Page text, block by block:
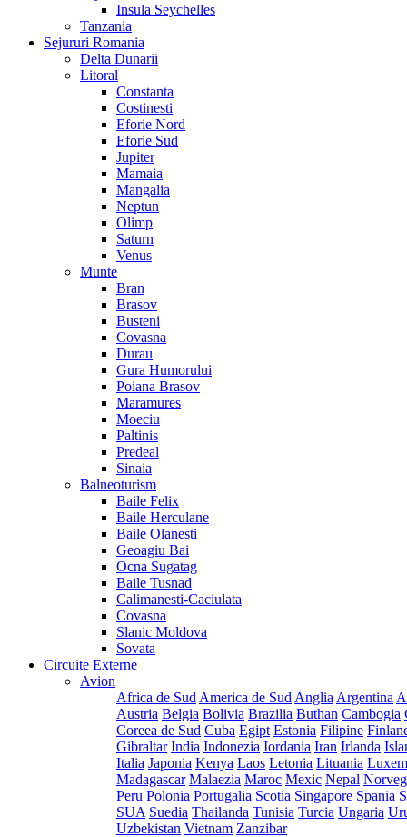
Insula Seychelles
Tanzania
Sejururi Romania
Delta Dunarii
Litoral
Constanta
Costinesti
Eforie Nord
Eforie Sud
Jupiter
Mamaia
Mangalia
Neptun
Olimp
Saturn
Venus
Munte
Bran
Brasov
Busteni
Covasna
Durau
Gura Humorului
Poiana Brasov
Maramures
Moeciu
Paltinis
Predeal
Sinaia
Balneoturism
Baile Felix
Baile Herculane
Baile Olanesti
Geoagiu Bai
Ocna Sugatag
Baile Tusnad
Calimanesti-Caciulata
Covasna
Slanic Moldova
Sovata
Circuite Externe
Avion
Africa de Sud America de Sud Anglia Argentina
Austria Belgia Bolivia Brazilia Buthan Cambogia
Coreea de Sud Cuba Egipt Estonia Filipine
Gibraltar India Indonezia Iordania Iran Irlanda
Italia Japonia Kenya Laos Letonia Lituania
Madagascar Malaezia Maroc Mexic Nepal
Peru Polonia Portugalia Scotia Singapore Spania
SUA Suedia Thailanda Tunisia Turcia Ungaria
Uzbekistan Vietnam Zanzibar